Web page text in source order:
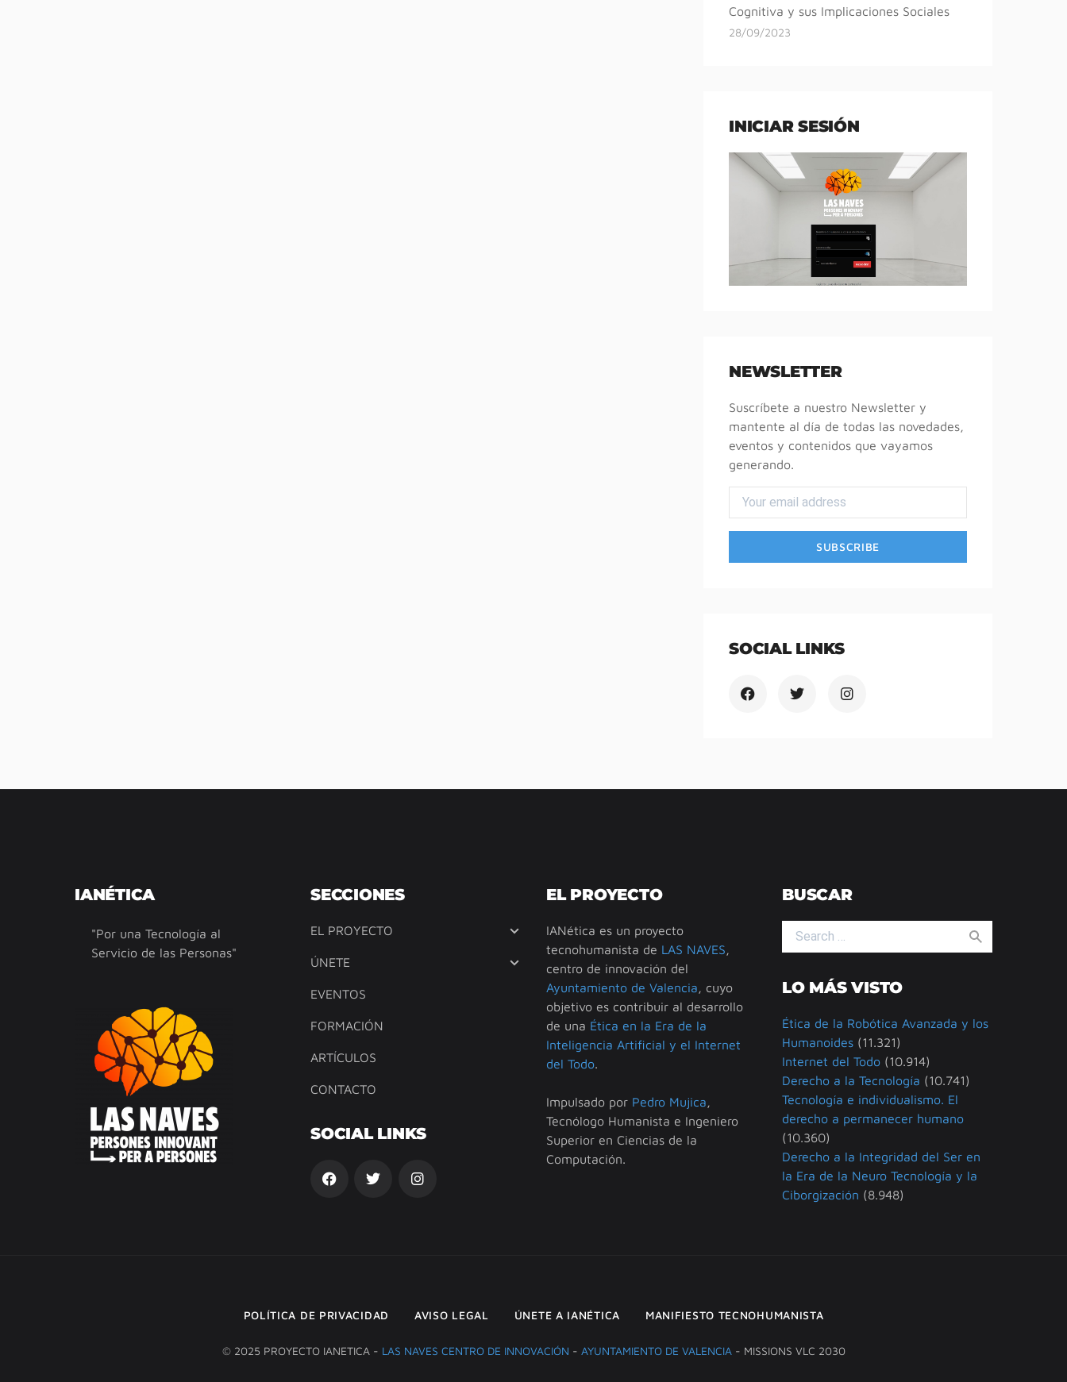
Cognitiva y sus Implicaciones Sociales
28/09/2023
INICIAR SESIÓN
NEWSLETTER
Suscríbete a nuestro Newsletter y
mantente al día de todas las novedades,
eventos y contenidos que vayamos
generando.
SOCIAL LINKS
IANÉTICA
"Por una Tecnología al
Servicio de las Personas"
SECCIONES
EL PROYECTO
ÚNETE
EVENTOS
FORMACIÓN
ARTÍCULOS
CONTACTO
SOCIAL LINKS
EL PROYECTO
IANética es un proyecto
tecnohumanista de LAS NAVES,
centro de innovación del
Ayuntamiento de Valencia, cuyo
objetivo es contribuir al desarrollo
de una Ética en la Era de la
Inteligencia Artificial y el Internet
del Todo.
Impulsado por Pedro Mujica,
Tecnólogo Humanista e Ingeniero
Superior en Ciencias de la
Computación.
BUSCAR
Search for:
LO MÁS VISTO
Ética de la Robótica Avanzada y los
Humanoides (11.321)
Internet del Todo (10.914)
Derecho a la Tecnología (10.741)
Tecnología e individualismo. El
derecho a permanecer humano
(10.360)
Derecho a la Integridad del Ser en
la Era de la Neuro Tecnología y la
Ciborgización (8.948)
POLÍTICA DE PRIVACIDAD AVISO LEGAL ÚNETE A IANÉTICA MANIFIESTO TECNOHUMANISTA
© 2025 PROYECTO IANETICA - LAS NAVES CENTRO DE INNOVACIÓN - AYUNTAMIENTO DE VALENCIA- MISSIONS VLC 2030